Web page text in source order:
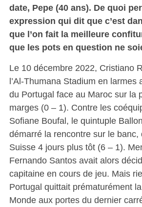
date, Pepe (40 ans). De quoi
expression qui dit que c’est
que l’on fait la meilleure
que les pots en question ne
Le 10 décembre 2022, Cristiano
l’Al-Thumana Stadium en larmes
du Portugal face au Maroc sur la
marges (0 – 1). Contre les
Sofiane Boufal, le quintuple
démarré la rencontre sur le banc,
Suisse 4 jours plus tôt (6 – 1).
Fernando Santos avait alors
capitaine en cours de jeu. Mais
Portugal quittait prématurément
Monde aux portes du dernier